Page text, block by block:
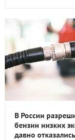
В России
бензин низких
давно